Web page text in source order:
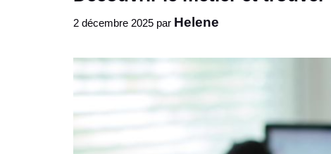
2 décembre 2025 par Helene